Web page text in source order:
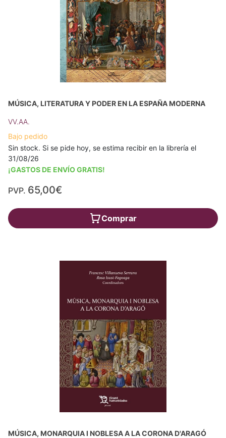
MÚSICA, LITERATURA Y PODER EN LA ESPAÑA MODERNA
VV.AA.
Bajo pedido
Sin stock. Si se pide hoy, se estima recibir en la librería el
31/08/26
¡GASTOS DE ENVÍO GRATIS!
PVP. 65,00€
Comprar
MÚSICA, MONARQUIA I NOBLESA A LA CORONA D'ARAGÓ